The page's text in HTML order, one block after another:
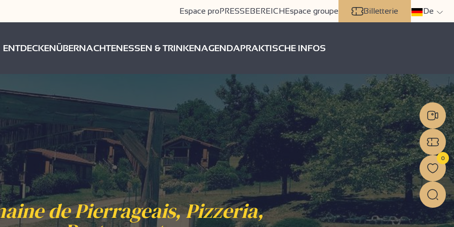
Espace proPRESSEBEREICHEspace groupe Billetterie De
ENTDECKENÜBERNACHTENESSEN & TRINKENAGENDAPRAKTISCHE INFOS
de Pierrageais, Pizzeria,
0